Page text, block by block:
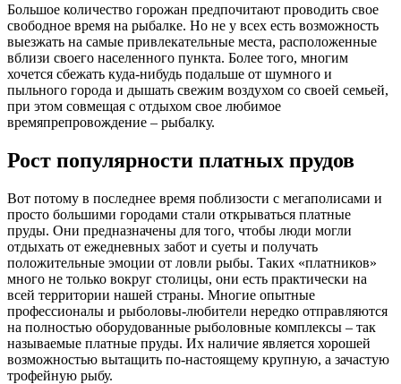
Большое количество горожан предпочитают проводить свое
свободное время на рыбалке. Но не у всех есть возможность
выезжать на самые привлекательные места, расположенные
вблизи своего населенного пункта. Более того, многим
хочется сбежать куда-нибудь подальше от шумного и
пыльного города и дышать свежим воздухом со своей семьей,
при этом совмещая с отдыхом свое любимое
времяпрепровождение – рыбалку.
Рост популярности платных прудов
Вот потому в последнее время поблизости с мегаполисами и
просто большими городами стали открываться платные
пруды. Они предназначены для того, чтобы люди могли
отдыхать от ежедневных забот и суеты и получать
положительные эмоции от ловли рыбы. Таких «платников»
много не только вокруг столицы, они есть практически на
всей территории нашей страны. Многие опытные
профессионалы и рыболовы-любители нередко отправляются
на полностью оборудованные рыболовные комплексы – так
называемые платные пруды. Их наличие является хорошей
возможностью вытащить по-настоящему крупную, а зачастую
трофейную рыбу.